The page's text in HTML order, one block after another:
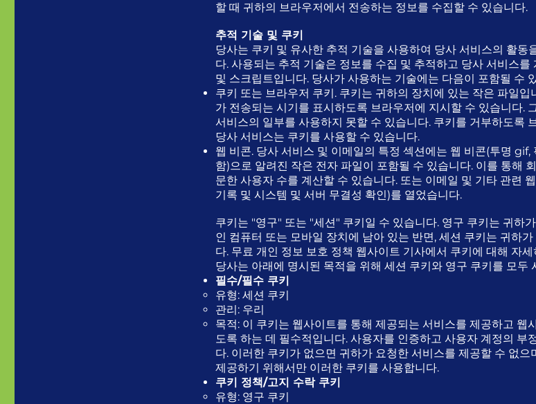
할 때 귀하의 브라우저에서 전송하는 정보를 수집할 수 있습니다.
추적 기술 및 쿠키
당사는 쿠키 및 유사한 추적 기술을 사용하여 당사 서비스의 활동
다. 사용되는 추적 기술은 정보를 수집 및 추적하고 당사 서비스를
및 스크립트입니다. 당사가 사용하는 기술에는 다음이 포함될 수
쿠키 또는 브라우저 쿠키. 쿠키는 귀하의 장치에 있는 작은 파일입
가 전송되는 시기를 표시하도록 브라우저에 지시할 수 있습니다.
서비스의 일부를 사용하지 못할 수 있습니다. 쿠키를 거부하도록
당사 서비스는 쿠키를 사용할 수 있습니다.
웹 비콘. 당사 서비스 및 이메일의 특정 섹션에는 웹 비콘(투명
함)으로 알려진 작은 전자 파일이 포함될 수 있습니다. 이를 통해
문한 사용자 수를 계산할 수 있습니다. 또는 이메일 및 기타 관련
기록 및 시스템 및 서버 무결성 확인)를 열었습니다.
쿠키는 "영구" 또는 "세션" 쿠키일 수 있습니다. 영구 쿠키는 귀하
인 컴퓨터 또는 모바일 장치에 남아 있는 반면, 세션 쿠키는 귀하
다. 무료 개인 정보 보호 정책 웹사이트 기사에서 쿠키에 대해 자
당사는 아래에 명시된 목적을 위해 세션 쿠키와 영구 쿠키를 모두
필수/필수 쿠키
유형: 세션 쿠키
관리: 우리
목적: 이 쿠키는 웹사이트를 통해 제공되는 서비스를 제공하고 웹
도록 하는 데 필수적입니다. 사용자를 인증하고 사용자 계정의 부
다. 이러한 쿠키가 없으면 귀하가 요청한 서비스를 제공할 수 없
제공하기 위해서만 이러한 쿠키를 사용합니다.
쿠키 정책/고지 수락 쿠키
유형: 영구 쿠키